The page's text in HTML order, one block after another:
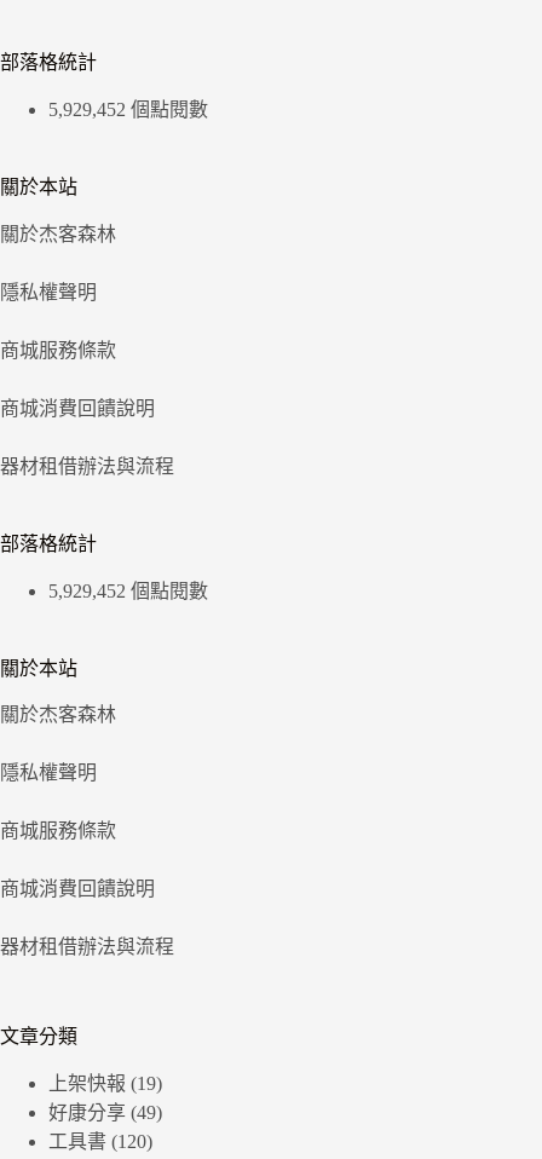
部落格統計
5,929,452 個點閱數
關於本站
關於杰客森林
隱私權聲明
商城服務條款
商城消費回饋說明
器材租借辦法與流程
部落格統計
5,929,452 個點閱數
關於本站
關於杰客森林
隱私權聲明
商城服務條款
商城消費回饋說明
器材租借辦法與流程
文章分類
上架快報 (19)
好康分享 (49)
工具書 (120)